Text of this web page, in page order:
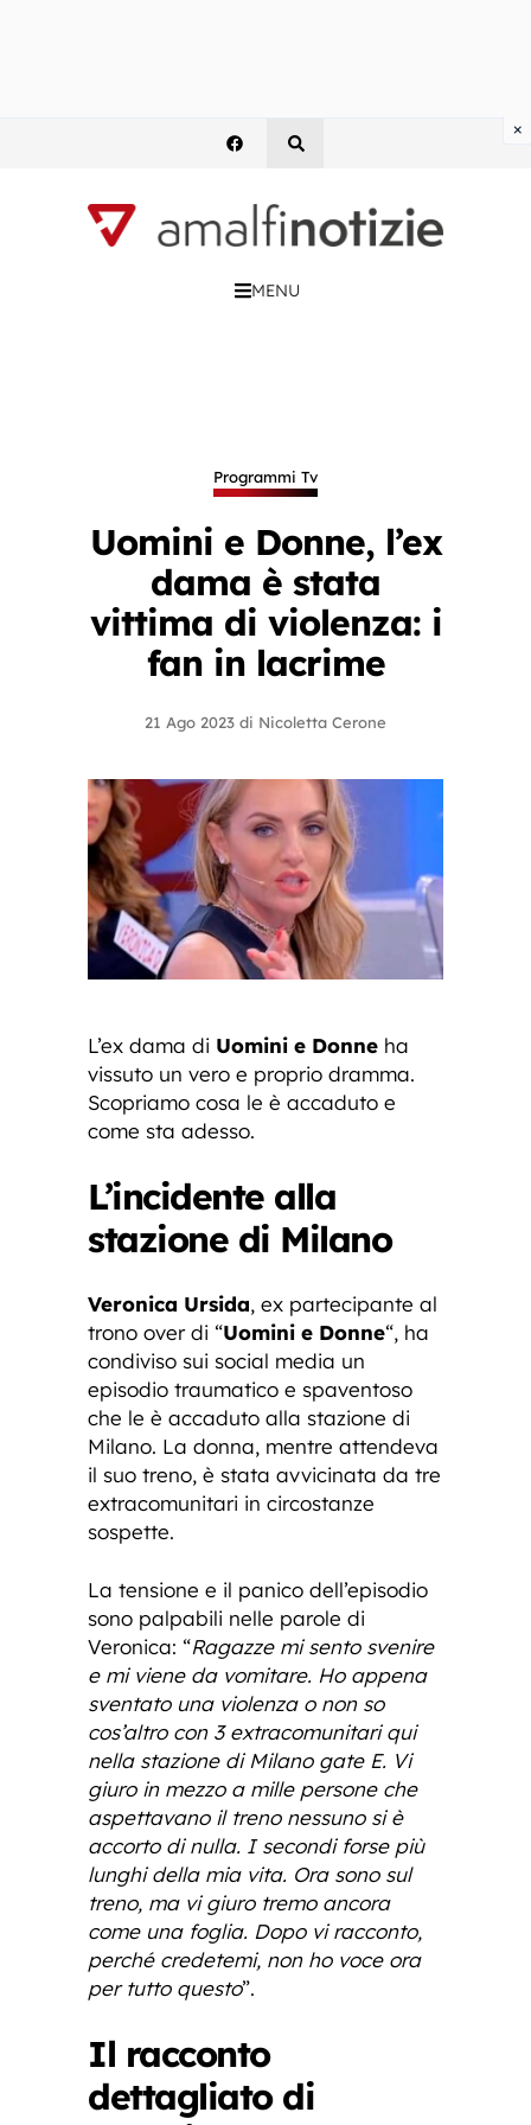
MENU
Programmi Tv
Uomini e Donne, l’ex
dama è stata
vittima di violenza: i
fan in lacrime
21 Ago 2023 di Nicoletta Cerone
L’ex dama di Uomini e Donne ha
vissuto un vero e proprio dramma.
Scopriamo cosa le è accaduto e
come sta adesso.
L’incidente alla
stazione di Milano
Veronica Ursida, ex partecipante al
trono over di “Uomini e Donne“, ha
condiviso sui social media un
episodio traumatico e spaventoso
che le è accaduto alla stazione di
Milano. La donna, mentre attendeva
il suo treno, è stata avvicinata da tre
extracomunitari in circostanze
sospette.
La tensione e il panico dell’episodio
sono palpabili nelle parole di
Veronica: “Ragazze mi sento svenire
e mi viene da vomitare. Ho appena
sventato una violenza o non so
cos’altro con 3 extracomunitari qui
nella stazione di Milano gate E. Vi
giuro in mezzo a mille persone che
aspettavano il treno nessuno si è
accorto di nulla. I secondi forse più
lunghi della mia vita. Ora sono sul
treno, ma vi giuro tremo ancora
come una foglia. Dopo vi racconto,
perché credetemi, non ho voce ora
per tutto questo”.
Il racconto
dettagliato di
×